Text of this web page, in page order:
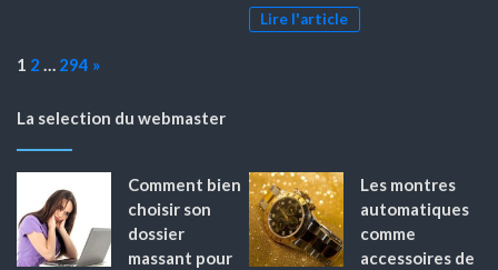
Lire l'article
Page:
1 2 … 294 Next
»
La selection du webmaster
Comment bien
choisir son
dossier
massant pour
Les montres
automatiques
comme
accessoires de